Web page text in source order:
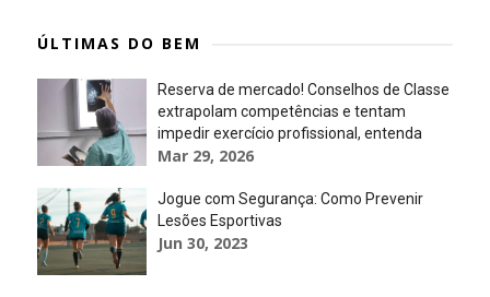
ÚLTIMAS DO BEM
Reserva de mercado! Conselhos de Classe
extrapolam competências e tentam
impedir exercício profissional, entenda
Mar 29, 2026
Jogue com Segurança: Como Prevenir
Lesões Esportivas
Jun 30, 2023